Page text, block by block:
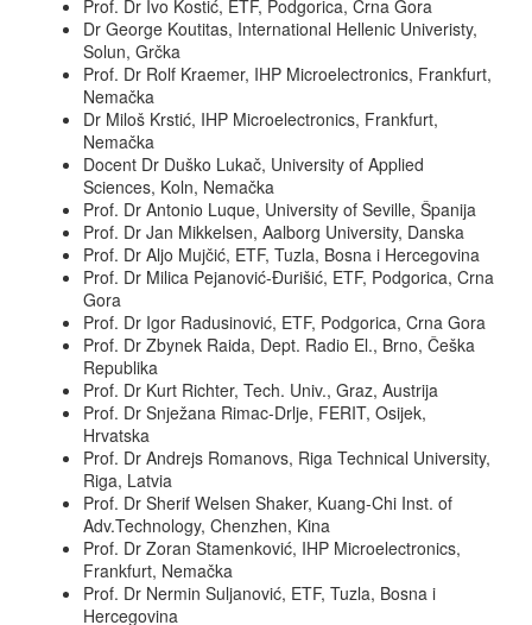
Prof. Dr Ivo Kostić, ETF, Podgorica, Crna Gora
Dr George Koutitas, International Hellenic Univeristy,
Solun, Grčka
Prof. Dr Rolf Kraemer, IHP Microelectronics, Frankfurt,
Nemačka
Dr Miloš Krstić, IHP Microelectronics, Frankfurt,
Nemačka
Docent Dr Duško Lukač, University of Applied
Sciences, Koln, Nemačka
Prof. Dr Antonio Luque, University of Seville, Španija
Prof. Dr Jan Mikkelsen, Aalborg University, Danska
Prof. Dr Aljo Mujčić, ETF, Tuzla, Bosna i Hercegovina
Prof. Dr Milica Pejanović-Đurišić, ETF, Podgorica, Crna
Gora
Prof. Dr Igor Radusinović, ETF, Podgorica, Crna Gora
Prof. Dr Zbynek Raida, Dept. Radio El., Brno, Češka
Republika
Prof. Dr Kurt Richter, Tech. Univ., Graz, Austrija
Prof. Dr Snježana Rimac-Drlje, FERIT, Osijek,
Hrvatska
Prof. Dr Andrejs Romanovs, Riga Technical University,
Riga, Latvia
Prof. Dr Sherif Welsen Shaker, Kuang-Chi Inst. of
Adv.Technology, Chenzhen, Kina
Prof. Dr Zoran Stamenković, IHP Microelectronics,
Frankfurt, Nemačka
Prof. Dr Nermin Suljanović, ETF, Tuzla, Bosna i
Hercegovina